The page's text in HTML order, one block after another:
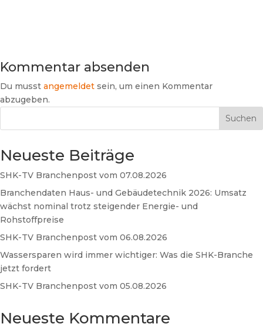
Kommentar absenden
Du musst angemeldet sein, um einen Kommentar
abzugeben.
Suchen
Neueste Beiträge
SHK-TV Branchenpost vom 07.08.2026
Branchendaten Haus- und Gebäudetechnik 2026: Umsatz
wächst nominal trotz steigender Energie- und
Rohstoffpreise
SHK-TV Branchenpost vom 06.08.2026
Wassersparen wird immer wichtiger: Was die SHK-Branche
jetzt fordert
SHK-TV Branchenpost vom 05.08.2026
Neueste Kommentare